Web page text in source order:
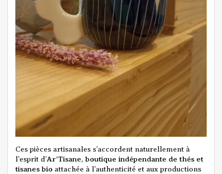
Ces pièces artisanales s’accordent naturellement à
l’esprit d’Ar’Tisane, boutique indépendante de thés et
tisanes bio attachée à l’authenticité et aux productions